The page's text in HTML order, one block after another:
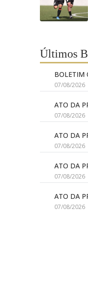
Últimos
BOLETIM
07/08/2026
ATO DA
07/08/2026
ATO DA
07/08/2026
ATO DA
07/08/2026
ATO DA
07/08/2026